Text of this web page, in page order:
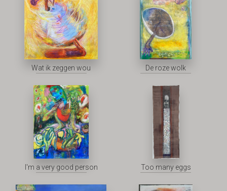
Wat ik zeggen wou De roze wolk
I'm a very good person Too many eggs